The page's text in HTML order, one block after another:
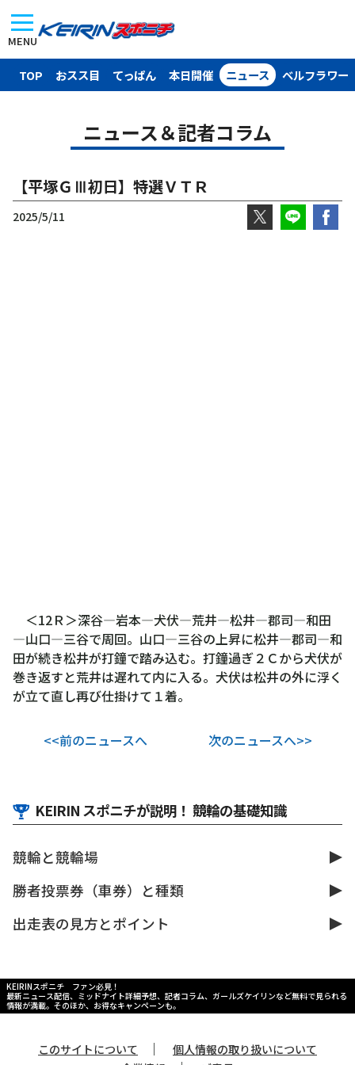
MENU
TOP おスス目 てっぱん 本日開催 ニュース ベルフラワー
ニュース＆記者コラム
【平塚ＧⅢ初日】特選ＶＴＲ
2025/5/11
＜12Ｒ＞深谷―岩本―犬伏―荒井―松井―郡司―和田
―山口―三谷で周回。山口―三谷の上昇に松井―郡司―和
田が続き松井が打鐘で踏み込む。打鐘過ぎ２Ｃから犬伏が
巻き返すと荒井は遅れて内に入る。犬伏は松井の外に浮く
が立て直し再び仕掛けて１着。
<<前のニュースへ 次のニュースへ>>
KEIRIN スポニチが説明！ 競輪の基礎知識
競輪と競輪場
勝者投票券（車券）と種類
出走表の見方とポイント
KEIRINスポニチ ファン必見！
最新ニュース配信、ミッドナイト詳細予想、記者コラム、ガールズケイリンなど無料で見られる
情報が満載。そのほか、お得なキャンペーンも。
このサイトについて ｜
個人情報の取り扱いについて